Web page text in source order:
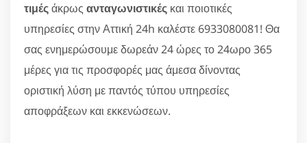
τιμέςάκρως ανταγωνιστικές και ποιοτικές
υπηρεσίες στην Αττική 24h καλέστε 6933080081! Θα
σας ενημερώσουμε δωρεάν 24 ώρες το 24ωρο 365
μέρες για τις προσφορές μας άμεσα δίνοντας
οριστική λύση με παντός τύπου υπηρεσίες
αποφράξεων και εκκενώσεων.